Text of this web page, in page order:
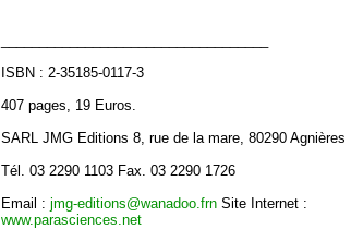
ISBN : 2-35185-0117-3
407 pages, 19 Euros.
SARL JMG Editions 8, rue de la mare, 80290 Agnières
Tél. 03 2290 1103 Fax. 03 2290 1726
Email : jmg-editions@wanadoo.frn Site Internet :
www.parasciences.net